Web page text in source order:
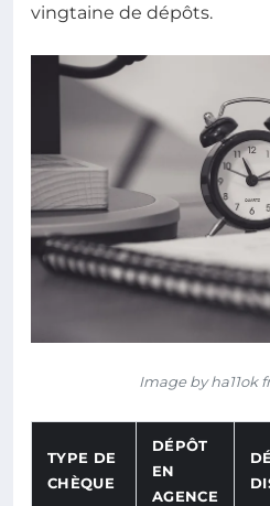
vingtaine de dépôts.
Image by ha11ok
TYPE DE
CHÈQUE
DÉPÔT
EN
AGENCE